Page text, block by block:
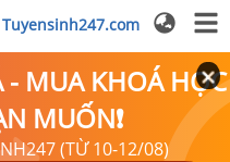
- MUA KHOÁ HỌC
MUỐN❗
(TỪ 10-12/08)